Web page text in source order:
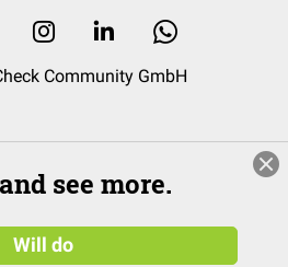
Community GmbH
see more.
Will do